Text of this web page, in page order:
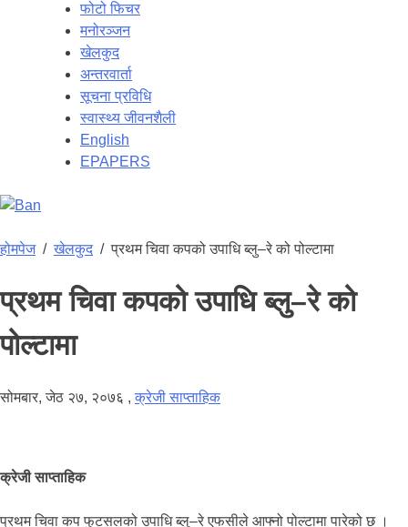
फोटो फिचर
मनोरञ्जन
खेलकुद
अन्तरवार्ता
सूचना प्रविधि
स्वास्थ्य जीवनशैली
English
EPAPERS
होमपेज/खेलकुद/प्रथम चिवा कपको उपाधि ब्लु–रे को पोल्टामा
प्रथम चिवा कपको उपाधि ब्लु–रे को
पोल्टामा
सोमबार, जेठ २७, २०७६ ,क्रेजी साप्ताहिक
क्रेजी साप्ताहिक
प्रथम चिवा कप फुटसलको उपाधि ब्लु–रे एफसीले आफ्नो पोल्टामा पारेको छ ।